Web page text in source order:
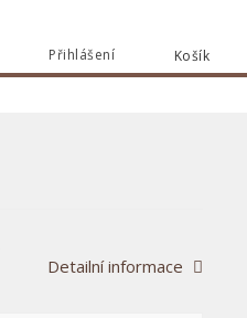
Košík
Přihlášení
Detailní informace